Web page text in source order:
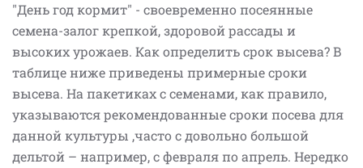
"День год кормит" - своевременно посеянные
семена-залог крепкой, здоровой рассады и
высоких урожаев. Как определить срок высева? В
таблице ниже приведены примерные сроки
высева. На пакетиках с семенами, как правило,
указываются рекомендованные сроки посева для
данной культуры ,часто с довольно большой
дельтой – например, с февраля по апрель. Нередко